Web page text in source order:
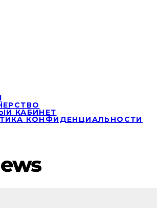
КАБИНЕТ
КОНФИДЕНЦИАЛЬНОСТИ